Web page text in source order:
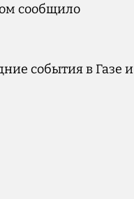
сообщило
события в Газе и